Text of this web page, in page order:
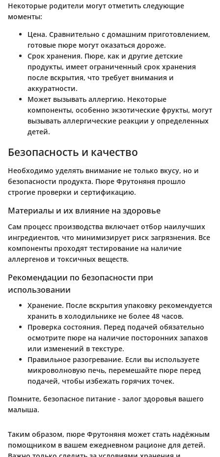
Некоторые родители могут отметить следующие
моменты:
Цена. Сравнительно с домашним приготовлением,
готовые пюре могут оказаться дороже.
Срок хранения. Пюре, как и другие детские
продукты, имеет ограниченный срок хранения
после вскрытия, что требует внимания и
аккуратности.
Может вызывать аллергию. Некоторые
компоненты, особенно экзотические фрукты, могут
вызывать аллергические реакции у определенных
детей.
Безопасность и качество
Необходимо уделять внимание не только вкусу, но и
безопасности продукта. Пюре Фрутоняня прошло
строгие проверки и сертификацию.
Материалы и их влияние на здоровье
Сам процесс производства включает отбор наилучших
ингредиентов, что минимизирует риск загрязнения. Все
компоненты проходят тестирование на наличие
аллергенов и токсичных веществ.
Рекомендации по безопасности при
использовании
Хранение. После вскрытия упаковку рекомендуется
хранить в холодильнике не более 48 часов.
Проверка состояния. Перед подачей обязательно
осмотрите пюре на наличие посторонних запахов
или изменений в текстуре.
Правильное разогревание. Если вы используете
микроволновую печь, перемешайте пюре перед
подачей, чтобы избежать горячих точек.
Помните, безопасное питание - залог здоровья вашего
малыша.
Таким образом, пюре Фрутоняня может стать надёжным
помощником в вашем ежедневном рационе для детей.